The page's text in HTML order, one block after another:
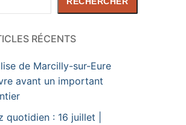
RÉCENTS
de Marcilly-sur-Eure
avant un important
quotidien : 16 juillet |